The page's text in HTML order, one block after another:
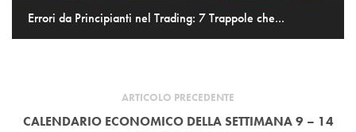
Errori da Principianti nel Trading: 7 Trappole che...
ARTICOLO PRECEDENTE
CALENDARIO ECONOMICO DELLA SETTIMANA 9 – 14